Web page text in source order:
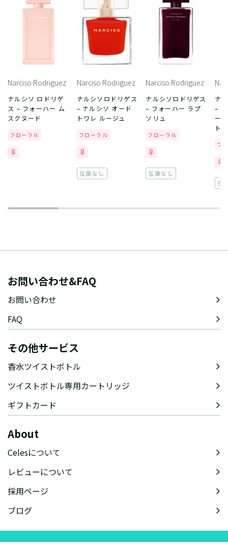
Narciso Rodriguez
ナルシソ ロドリゲ
ス – フォーハー ム
スクヌード
フローラル
Narciso Rodriguez
ナルシソロドリゲス
– ナルシソ オード
トワレ ルージュ
フローラル
在庫なし
Narciso Rodriguez
ナルシソロドリゲス
– フォーハー ラプ
ソリュ
フローラル
在庫なし
ナ
–
ー
ト
フ
在
お問い合わせ&FAQ
お問い合わせ
FAQ
その他サービス
香水ツイストボトル
ツイストボトル専用カートリッジ
ギフトカード
About
Celesについて
レビューについて
採用ページ
ブログ